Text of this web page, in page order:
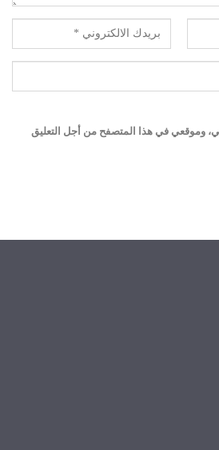
وموقعي في هذا المتصفح من أجل التعليق